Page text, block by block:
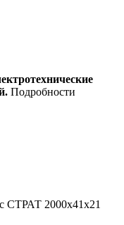
Подробности
СТРАТ 2000х41х21